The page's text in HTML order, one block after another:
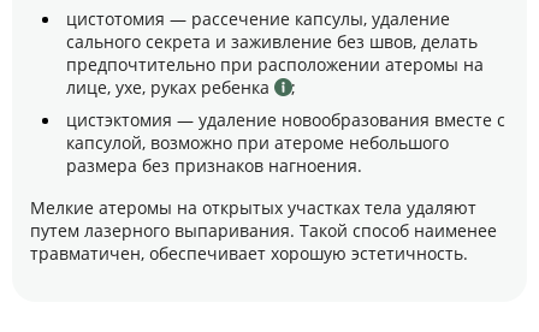
цистотомия — рассечение капсулы, удаление
сального секрета и заживление без швов, делать
предпочтительно при расположении атеромы на
лице, ухе, руках ребенка
;
цистэктомия — удаление новообразования вместе с
капсулой, возможно при атероме небольшого
размера без признаков нагноения.
Мелкие атеромы на открытых участках тела удаляют
путем лазерного выпаривания. Такой способ наименее
травматичен, обеспечивает хорошую эстетичность.